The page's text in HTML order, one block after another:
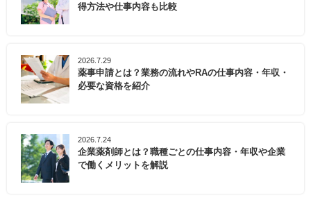
得方法や仕事内容も比較
2026.7.29
薬事申請とは？業務の流れやRAの仕事内容・年収・
必要な資格を紹介
2026.7.24
企業薬剤師とは？職種ごとの仕事内容・年収や企業
で働くメリットを解説